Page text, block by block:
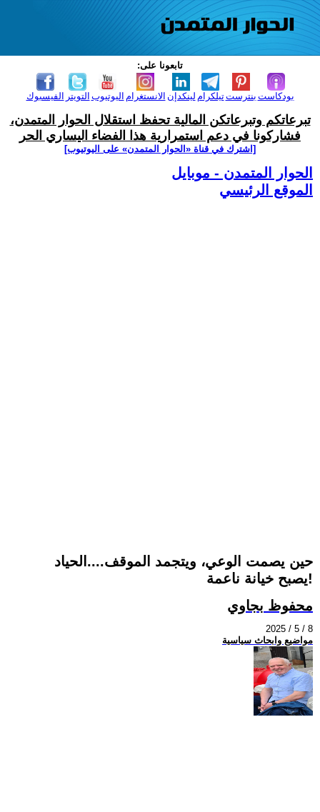
تابعونا على:
الفيسبوك التويتر اليوتيوب الانستغرام لينكدإن تيلكرامبنترست بودكاست
تبرعاتكم وتبرعاتكن المالية تحفظ استقلال الحوار المتمدن،
فشاركونا في دعم استمرارية هذا الفضاء اليساري الحر
[اشترك في قناة ‫«الحوار المتمدن» على اليوتيوب]
الحوار المتمدن - موبايل
الموقع الرئيسي
حين يصمت الوعي، ويتجمد الموقف....الحياد
يصبح خيانة ناعمة!
محفوظ بجاوي
2025 / 5 / 8
مواضيع وابحاث سياسية